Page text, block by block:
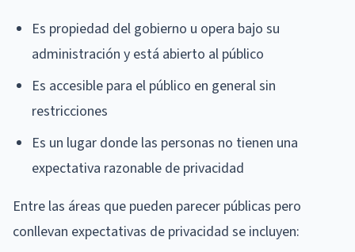
Es propiedad del gobierno u opera bajo su
administración y está abierto al público
Es accesible para el público en general sin
restricciones
Es un lugar donde las personas no tienen una
expectativa razonable de privacidad
Entre las áreas que pueden parecer públicas pero
conllevan expectativas de privacidad se incluyen: